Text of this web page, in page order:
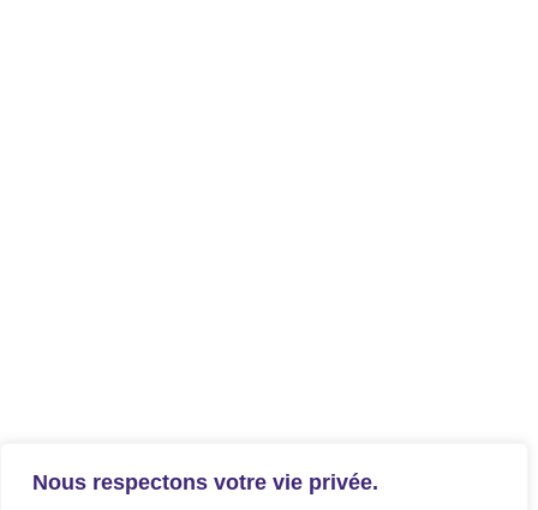
Nous respectons votre vie privée.